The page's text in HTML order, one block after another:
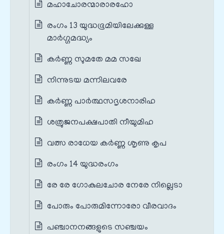
മഹാചോരന്മാരാരഹോ
രംഗം 13 യുദ്ധഭൂമിയിലേക്കുള്ള
മാർഗ്ഗമദ്ധ്യം
കർണ്ണ സുമതേ മമ സഖേ
നിന്നുടയ മന്നിലവരേ
കർണ്ണ പാർത്ഥസദൃശനാരിഹ
ശത്രുജനപക്ഷപാതി നീയുമിഹ
വത്സ രാധേയ കർണ്ണ ശൃണു കൃപ
രംഗം 14 യുദ്ധരംഗം
രേ രേ ഗോകുലചോര നേരേ നില്ലെടാ
പോരും പോരുമിന്നോരോ വീരവാദം
പഞ്ചാനനങ്ങളുടെ സഞ്ചയം